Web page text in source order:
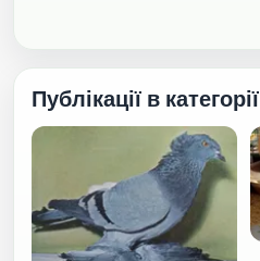
Публікації в категорії